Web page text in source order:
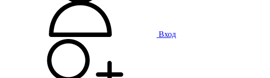
Вход